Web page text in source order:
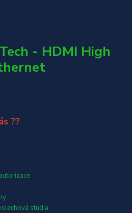
- HDMI High
??
studia